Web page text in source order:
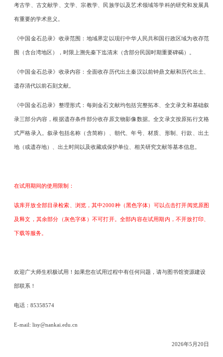
考古学、古文献学、文学、宗教学、民族学以及艺术领域等学科的研究和发展具
有重要的学术意义。
《中国金石总录》收录范围：地域界定以现行中华人民共和国行政区域为收存范
围（含台湾地区），时限上溯先秦下迄清末（含部分民国时期重要碑碣）。
《中国金石总录》收录内容：全面收存历代出土秦汉以前钟鼎文献和历代出土、
遗存清代以前石刻文献。
《中国金石总录》整理形式：每则金石文献均包括完整拓本、全文录文和基础叙
录三部分内容，根据遗存条件部分收存原文物影像数据。全文录文按原拓行文格
式严格录入。叙录包括名称（含简称）、朝代、年号、材质、形制、行款、出土
地（或遗存地）、出土时间以及收藏或保护单位、相关研究文献等基本信息。
在试用期间的使用限制：
该库开放全部目录检索、浏览，其中2000种（黑色字体）可以点击打开阅览原图
及释文，其余部分（灰色字体）不可打开。全部内容在试用期内，不开放打印、
下载等服务。
欢迎广大师生积极试用！如果您在试用过程中有任何问题，请与图书馆资源建设
部联系！
电话：85358574
E-mail: lisy@nankai.edu.cn
2026年5月20日